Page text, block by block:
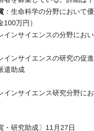
：生命科学の分野において
100万円）
インサイエンスの分野にお
インサイエンスの研究の促
遣助成
インサイエンス研究分野に
・研究助成〕11月27日